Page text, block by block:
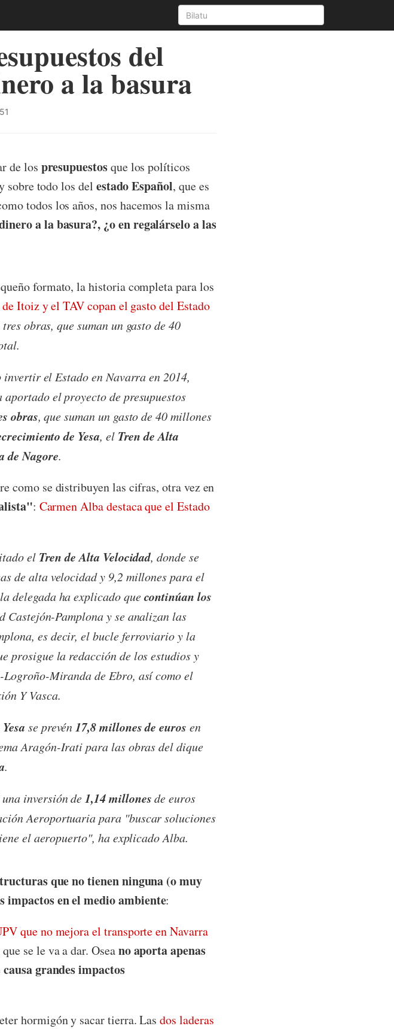
del
a la basura
de los presupuestosque los políticos
sobre todo los del estado Español, que es
todos los años, nos hacemos la misma
a la basura?, ¿o en regalárselo a las
formato, la historia completa para los
Itoiz y el TAV copan el gasto del Estado
obras, que suman un gasto de 40
el Estado en Navarra en 2014,
aportado el proyecto de presupuestos
obras, que suman un gasto de 40 millones
de Yesa, el Tren de Alta
de Nagore.
como se distribuyen las cifras, otra vez en
: Carmen Alba destaca que el Estado
el Tren de Alta Velocidad, donde se
de alta velocidad y 9,2 millones para el
delegada ha explicado quecontinúan los
Castejón-Pamplona y se analizan las
es decir, el bucle ferroviario y la
prosigue la redacción de los estudios y
Miranda de Ebro, así como el
Y Vasca.
se prevén 17,8 millones de euros en
Aragón-Irati para las obras del dique
.
una inversión de 1,14 millonesde euros
Aeroportuaria para "buscar soluciones
el aeropuerto", ha explicado Alba.
que no tienen ninguna (o muy
impactos en el medio ambiente:
que no mejora el transporte en Navarra
se le va a dar. Oseano aporta apenas
causa grandes impactos
hormigón y sacar tierra. Lasdos laderas